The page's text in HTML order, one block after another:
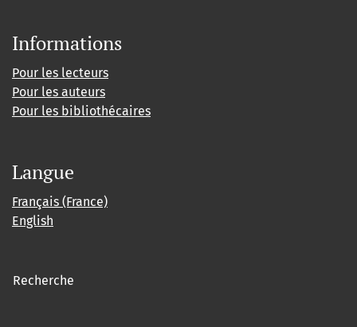
Informations
Pour les lecteurs
Pour les auteurs
Pour les bibliothécaires
Langue
Français (France)
English
Recherche